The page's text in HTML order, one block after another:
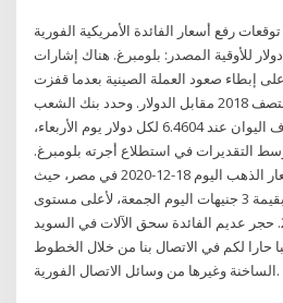
رفع أسعار الفائدة الأمريكية الفورية
0.1 بالمئة إلى 1322.06 دولار للأوقية المصدر: بلومبرغ. هناك إشارات
إبطاء صعود العملة الصينية بعدما قفزت
إلى أعلى مستوى منذ منتصف 2018 مقابل الدولار. وحدد بنك الشعب
الصيني (المركزي) سعر صرف اليوان عند 6.4604 لكل دولار يوم الأربعاء،
من متوسط التقديرات في استطلاع أجرته بلومبرغ.
ينشر الخليج 365 تفاصيل أسعار الذهب اليوم 18-12-2020 في مصر، حيث
ارتفع سعر الذهب فى مصر بقيمة 3 جنيهات اليوم الجمعة، لأعلى مستوى
له خلال شهر ديسمبر 2020. حجر عديم الفائدة سحق الآلات في السويد
حارا لكم في الاتصال بنا من خلال الخطوط
الساخنة وغيرها من وسائل الاتصال الفورية.